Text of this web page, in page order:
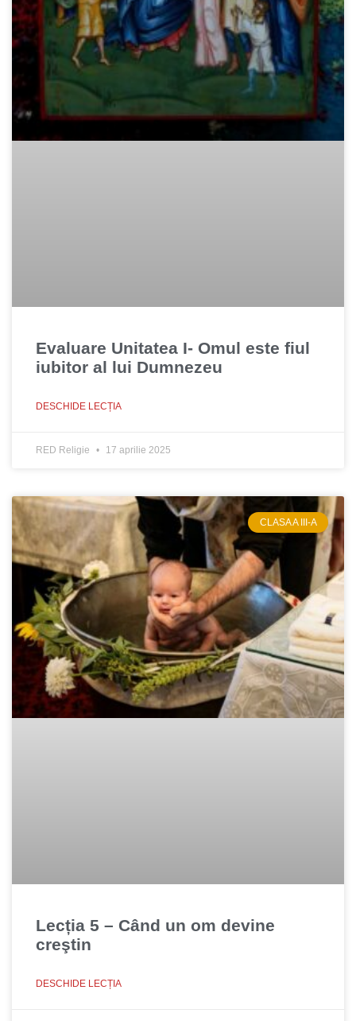
Evaluare Unitatea I- Omul este fiul
iubitor al lui Dumnezeu
DESCHIDE LECȚIA
RED Religie 17 aprilie 2025
CLASA A III-A
Lecția 5 – Când un om devine
creştin
DESCHIDE LECȚIA